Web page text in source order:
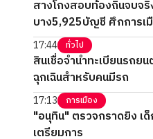
สางโกงสอบท้องถิ่นจบจ
บาง5,925บัญชี ศึกการเ
17:44 ทั่วไป
สินเชื่อจำนำทะเบียนรถย
ฉุกเฉินสำหรับคนมีรถ
17:13 การเมือง
"อนุทิน" ตรวจกราดยิง เ
เตรียมการ